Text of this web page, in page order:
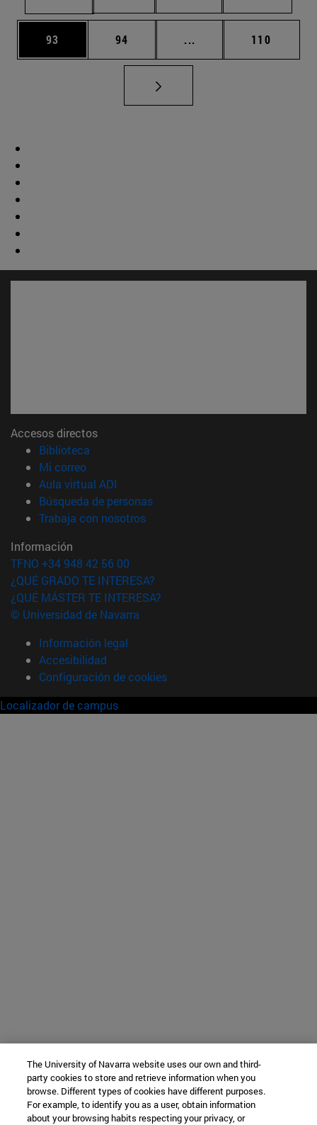
Página
93 Página
94 ... Páginas intermedias
Página
110
Accesos directos
Biblioteca
Mi correo(abre en nueva ventana)
Aula virtual ADI
Búsqueda de personas(abre en nueva ventana)
Trabaja con nosotros(abre en nueva ventana)
Información
TFNO +34 948 42 56 00
¿QUÉ GRADO TE INTERESA?
¿QUÉ MÁSTER TE INTERESA?
© Universidad de Navarra
Información legal
Accesibilidad
Configuración de cookies
Localizador de campus
The University of Navarra website uses our own and third-
party cookies to store and retrieve information when you
browse. Different types of cookies have different purposes.
For example, to identify you as a user, obtain information
about your browsing habits respecting your privacy, or